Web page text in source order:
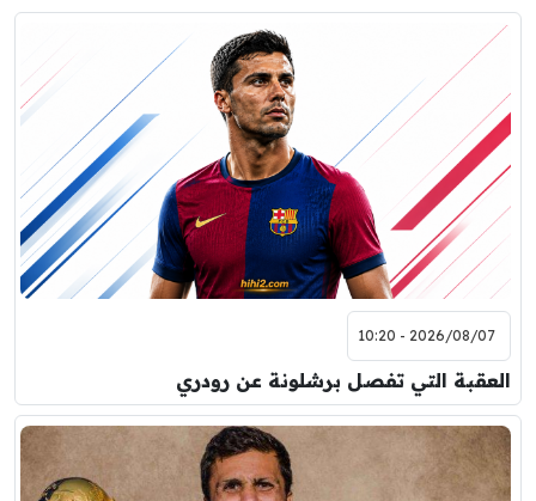
2026/08/07 - 10:20
العقبة التي تفصل برشلونة عن رودري